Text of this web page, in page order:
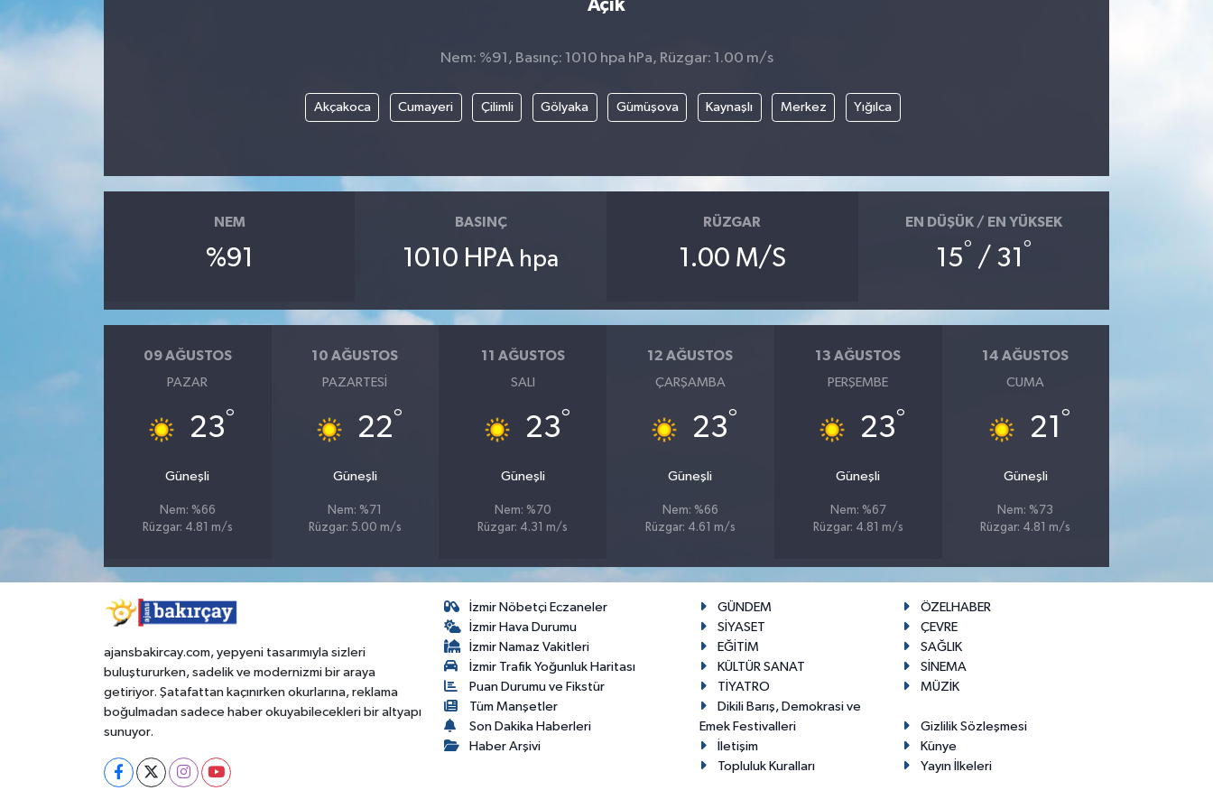
Açık
Nem: %91, Basınç: 1010 hpa hPa, Rüzgar: 1.00 m/s
Akçakoca Cumayeri Çilimli Gölyaka Gümüşova Kaynaşlı Merkez Yığılca
NEM
%91
BASINÇ
1010 HPA hpa
RÜZGAR
1.00 M/S
EN DÜŞÜK / EN YÜKSEK
15° / 31 °
09 AĞUSTOS
PAZAR
23°
Güneşli
Nem: %66
Rüzgar: 4.81 m/s
10 AĞUSTOS
PAZARTESI
22°
Güneşli
Nem: %71
Rüzgar: 5.00 m/s
11 AĞUSTOS
SALI
23°
Güneşli
Nem: %70
Rüzgar: 4.31 m/s
12 AĞUSTOS
ÇARŞAMBA
23°
Güneşli
Nem: %66
Rüzgar: 4.61 m/s
13 AĞUSTOS
PERŞEMBE
23°
Güneşli
Nem: %67
Rüzgar: 4.81 m/s
14 AĞUSTOS
CUMA
21 °
Güneşli
Nem: %73
Rüzgar: 4.81 m/s
ajansbakircay.com, yepyeni tasarımıyla sizleri
buluştururken, sadelik ve modernizmi bir araya
getiriyor. Şatafattan kaçınırken okurlarına, reklama
boğulmadan sadece haber okuyabilecekleri bir altyapı
sunuyor.
İzmir Nöbetçi Eczaneler
İzmir Hava Durumu
İzmir Namaz Vakitleri
İzmir Trafik Yoğunluk Haritası
Puan Durumu ve Fikstür
Tüm Manşetler
Son Dakika Haberleri
Haber Arşivi
GÜNDEM
ÖZELHABER
SİYASET
ÇEVRE
EĞİTİM
SAĞLIK
KÜLTÜR SANAT
SİNEMA
TİYATRO
MÜZİK
Dikili Barış, Demokrasi ve
Emek Festivalleri
Gizlilik Sözleşmesi
İletişim
Künye
Topluluk Kuralları
Yayın İlkeleri